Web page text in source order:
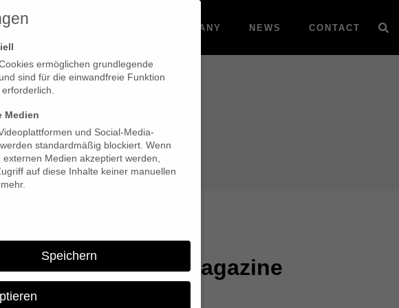
PRODUCTIONS COMPANY NEWS CONTACT
in DOX-Magazine
ermöglichen grundlegende
sind für die einwandfreie Funktion
Medien
und Social-Media-
standardmäßig blockiert. Wenn
externen Medien akzeptiert werden,
auf diese Inhalte keiner manuellen
Speichern